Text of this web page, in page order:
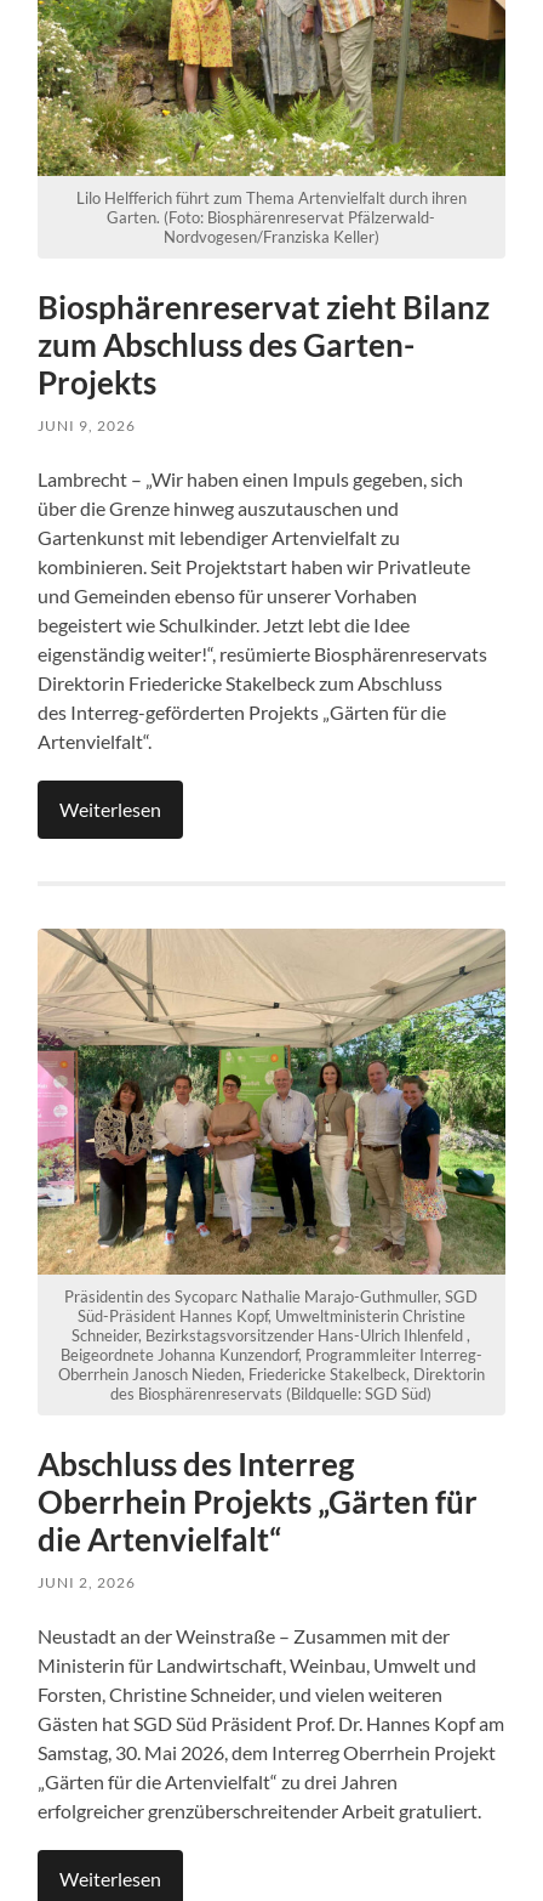
Lilo Helfferich führt zum Thema Artenvielfalt durch ihren
Garten. (Foto: Biosphärenreservat Pfälzerwald-
Nordvogesen/Franziska Keller)
Biosphärenreservat zieht Bilanz
zum Abschluss des Garten-
Projekts
JUNI 9, 2026
Lambrecht – „Wir haben einen Impuls gegeben, sich
über die Grenze hinweg auszutauschen und
Gartenkunst mit lebendiger Artenvielfalt zu
kombinieren. Seit Projektstart haben wir Privatleute
und Gemeinden ebenso für unserer Vorhaben
begeistert wie Schulkinder. Jetzt lebt die Idee
eigenständig weiter!“, resümierte Biosphärenreservats
Direktorin Friedericke Stakelbeck zum Abschluss
des Interreg-geförderten Projekts „Gärten für die
Artenvielfalt“.
Weiterlesen
Präsidentin des Sycoparc Nathalie Marajo-Guthmuller, SGD
Süd-Präsident Hannes Kopf, Umweltministerin Christine
Schneider, Bezirkstagsvorsitzender Hans-Ulrich Ihlenfeld ,
Beigeordnete Johanna Kunzendorf, Programmleiter Interreg-
Oberrhein Janosch Nieden, Friedericke Stakelbeck, Direktorin
des Biosphärenreservats (Bildquelle: SGD Süd)
Abschluss des Interreg
Oberrhein Projekts „Gärten für
die Artenvielfalt“
JUNI 2, 2026
Neustadt an der Weinstraße – Zusammen mit der
Ministerin für Landwirtschaft, Weinbau, Umwelt und
Forsten, Christine Schneider, und vielen weiteren
Gästen hat SGD Süd Präsident Prof. Dr. Hannes Kopf am
Samstag, 30. Mai 2026, dem Interreg Oberrhein Projekt
„Gärten für die Artenvielfalt“ zu drei Jahren
erfolgreicher grenzüberschreitender Arbeit gratuliert.
Weiterlesen